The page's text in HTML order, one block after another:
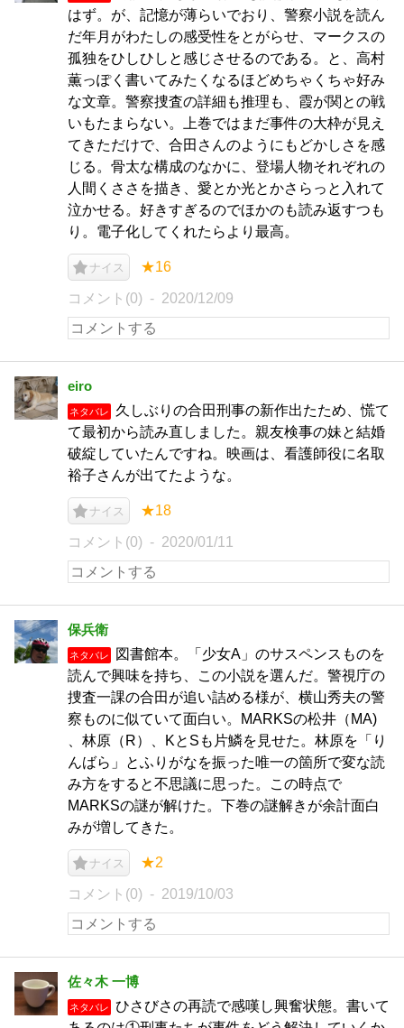
はず。が、記憶が薄らいでおり、警察小説を読ん
だ年月がわたしの感受性をとがらせ、マークスの
孤独をひしひしと感じさせるのである。と、高村
薫っぽく書いてみたくなるほどめちゃくちゃ好み
な文章。警察捜査の詳細も推理も、霞が関との戦
いもたまらない。上巻ではまだ事件の大枠が見え
てきただけで、合田さんのようにもどかしさを感
じる。骨太な構成のなかに、登場人物それぞれの
人間くささを描き、愛とか光とかさらっと入れて
泣かせる。好きすぎるのでほかのも読み返すつも
り。電子化してくれたらより最高。
ナイス ★16
コメント(0) 2020/12/09
eiro
ネタバレ
久しぶりの合田刑事の新作出たため、慌て
て最初から読み直しました。親友検事の妹と結婚
破綻していたんですね。映画は、看護師役に名取
裕子さんが出てたような。
ナイス ★18
コメント(0) 2020/01/11
保兵衛
ネタバレ
図書館本。「少女A」のサスペンスものを
読んで興味を持ち、この小説を選んだ。警視庁の
捜査一課の合田が追い詰める様が、横山秀夫の警
察ものに似ていて面白い。MARKSの松井（MA)
、林原（R）、KとSも片鱗を見せた。林原を「り
んばら」とふりがなを振った唯一の箇所で変な読
み方をすると不思議に思った。この時点で
MARKSの謎が解けた。下巻の謎解きが余計面白
みが増してきた。
ナイス ★2
コメント(0) 2019/10/03
佐々木 一博
ネタバレ
ひさびさの再読で感嘆し興奮状態。書いて